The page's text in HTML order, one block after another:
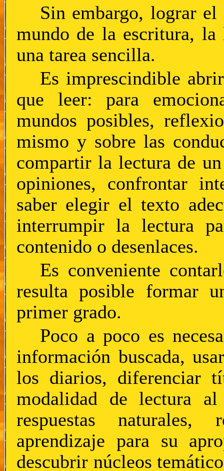
Sin embargo, lograr el
mundo de la escritura,
una tarea sencilla.
Es imprescindible
que leer: para
mundos posibles,
mismo y sobre las
compartir la lectura de
opiniones, confrontar
saber elegir el texto
interrumpir la lectura
contenido o desenlaces.
Es conveniente
resulta posible formar
primer grado.
Poco a poco es
información buscada,
los diarios, diferenciar
modalidad de lectura
respuestas naturales,
aprendizaje para su
descubrir núcleos